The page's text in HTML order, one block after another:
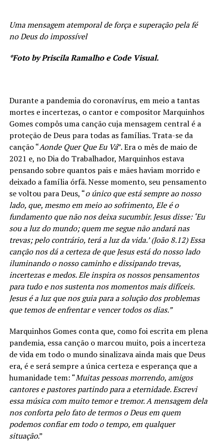
Uma mensagem atemporal de força e superação pela fé
no Deus do impossível
*Foto by Priscila Ramalho e Code Visual.
Durante a pandemia do coronavírus, em meio a tantas
mortes e incertezas, o cantor e compositor Marquinhos
Gomes compôs uma canção cuja mensagem central é a
proteção de Deus para todas as famílias. Trata-se da
canção “Aonde Quer Que Eu Vá”. Era o mês de maio de
2021 e, no Dia do Trabalhador, Marquinhos estava
pensando sobre quantos pais e mães haviam morrido e
deixado a família órfã. Nesse momento, seu pensamento
se voltou para Deus, “o único que está sempre ao nosso
lado, que, mesmo em meio ao sofrimento, Ele é o
fundamento que não nos deixa sucumbir. Jesus disse: ‘Eu
sou a luz do mundo; quem me segue não andará nas
trevas; pelo contrário, terá a luz da vida.’ (João 8.12) Essa
canção nos dá a certeza de que Jesus está do nosso lado
iluminando o nosso caminho e dissipando trevas,
incertezas e medos. Ele inspira os nossos pensamentos
para tudo e nos sustenta nos momentos mais difíceis.
Jesus é a luz que nos guia para a solução dos problemas
que temos de enfrentar e vencer todos os dias.”
Marquinhos Gomes conta que, como foi escrita em plena
pandemia, essa canção o marcou muito, pois a incerteza
de vida em todo o mundo sinalizava ainda mais que Deus
era, é e será sempre a única certeza e esperança que a
humanidade tem: “Muitas pessoas morrendo, amigos
cantores e pastores partindo para a eternidade. Escrevi
essa música com muito temor e tremor. A mensagem dela
nos conforta pelo fato de termos o Deus em quem
podemos confiar em todo o tempo, em qualquer
situação.”